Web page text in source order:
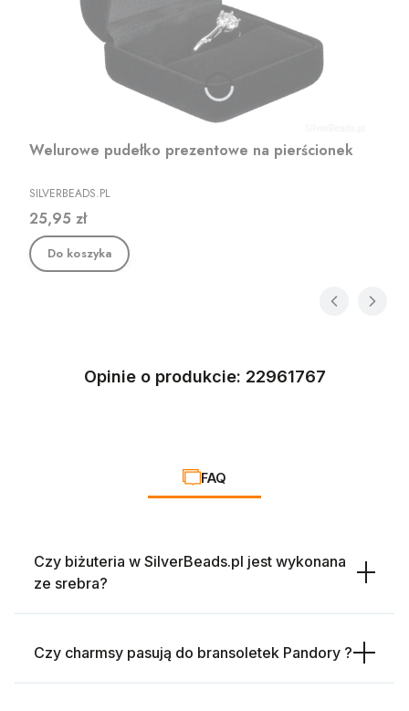
Welurowe pudełko prezentowe na pierścionek
PRODUCENT
SILVERBEADS.PL
Cena
25,95 zł
Do koszyka
Opinie o produkcie: 22961767
FAQ
Czy biżuteria w SilverBeads.pl jest wykonana
ze srebra?
Czy charmsy pasują do bransoletek Pandory ?